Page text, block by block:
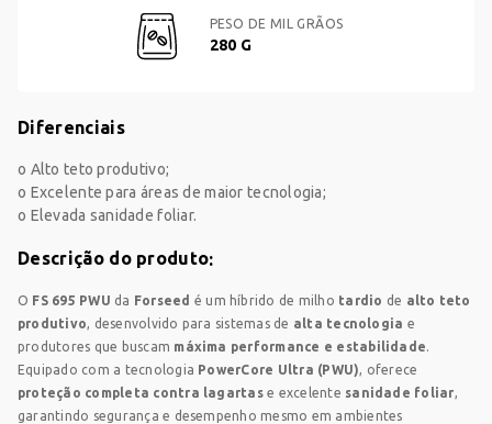
PESO DE MIL GRÃOS
280 G
Diferenciais
o Alto teto produtivo;
o Excelente para áreas de maior tecnologia;
o Elevada sanidade foliar.
Descrição do produto
O FS 695 PWU da Forseed é um híbrido de milho tardio de alto teto
produtivo, desenvolvido para sistemas de alta tecnologia e
produtores que buscam máxima performance e estabilidade.
Equipado com a tecnologia PowerCore Ultra (PWU), oferece
proteção completa contra lagartase excelente sanidade foliar,
garantindo segurança e desempenho mesmo em ambientes